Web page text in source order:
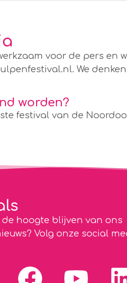
voor de pers
. We
worden?
festival van de
de hoogte blijven van ons
Volg onze social